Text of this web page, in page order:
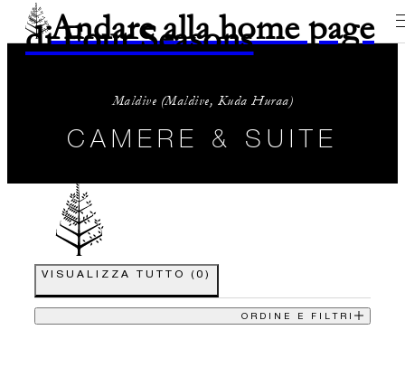
Andare alla home page
di Four Seasons
Maldive (Maldive, Kuda Huraa)
CAMERE & SUITE
VISUALIZZA TUTTO (0 )
ORDINE E FILTRI